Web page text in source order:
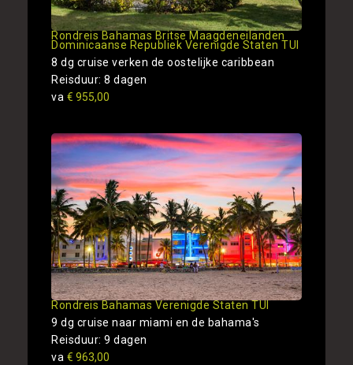
Rondreis Bahamas Britse Maagdeneilanden
Dominicaanse Republiek Verenigde Staten TUI
8 dg cruise verken de oostelijke caribbean
Reisduur: 8 dagen
va € 955,00
Rondreis Bahamas Verenigde Staten TUI
9 dg cruise naar miami en de bahama's
Reisduur: 9 dagen
va € 963,00